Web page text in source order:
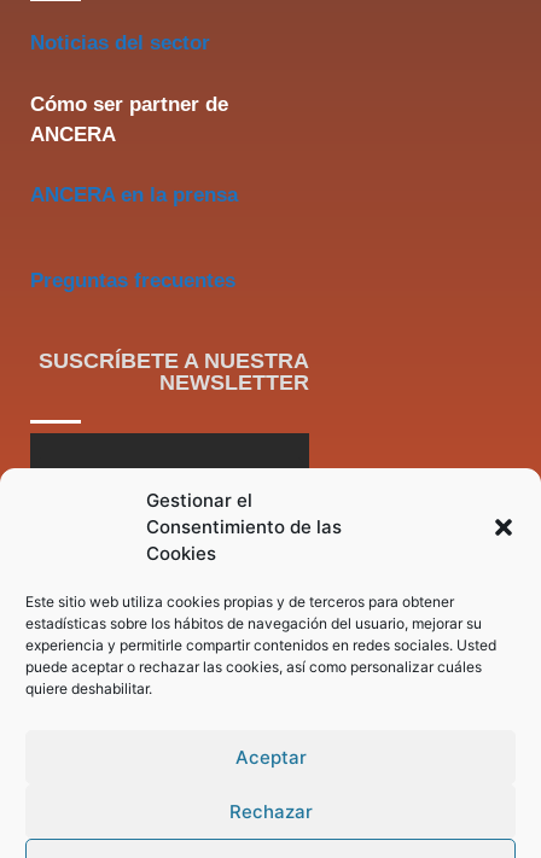
Gestionar el
Consentimiento de las
Cookies
Este sitio web utiliza cookies propias y de terceros para obtener
estadísticas sobre los hábitos de navegación del usuario, mejorar su
experiencia y permitirle compartir contenidos en redes sociales. Usted
puede aceptar o rechazar las cookies, así como personalizar cuáles
quiere deshabilitar.
Aceptar
Rechazar
Noticias del sector
Cómo ser partner de
ANCERA
ANCERA en la prensa
Preguntas frecuentes
SUSCRÍBETE A NUESTRA
NEWSLETTER